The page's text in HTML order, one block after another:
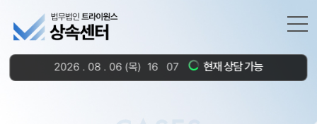
2026 . 08 . 06 (목) 16 07 현재 상담 가능